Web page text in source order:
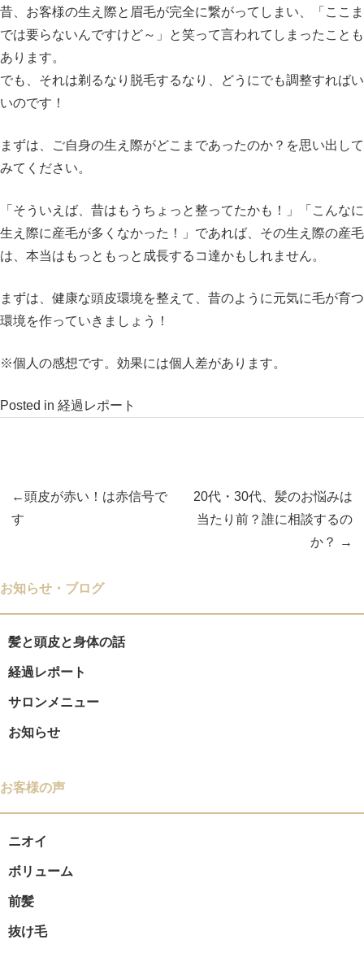
昔、お客様の生え際と眉毛が完全に繋がってしまい、「ここま
では要らないんですけど～」と笑って言われてしまったことも
あります。
でも、それは剃るなり脱毛するなり、どうにでも調整すればい
いのです！
まずは、ご自身の生え際がどこまであったのか？を思い出して
みてください。
「そういえば、昔はもうちょっと整ってたかも！」「こんなに
生え際に産毛が多くなかった！」であれば、その生え際の産毛
は、本当はもっともっと成長するコ達かもしれません。
まずは、健康な頭皮環境を整えて、昔のように元気に毛が育つ
環境を作っていきましょう！
※個人の感想です。効果には個人差があります。
Posted in 経過レポート
投
ナ
ー
シ
ン
頭皮が赤い！は赤信号で
す
20代・30代、髪のお悩みは
当たり前？誰に相談するの
か？
お知らせ・ブログ
髪と頭皮と身体の話
経過レポート
サロンメニュー
お知らせ
お客様の声
ニオイ
ボリューム
前髪
抜け毛